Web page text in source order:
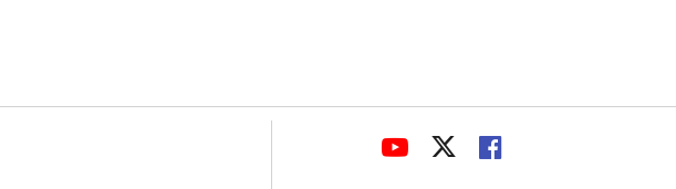
LINK
LINKLINK